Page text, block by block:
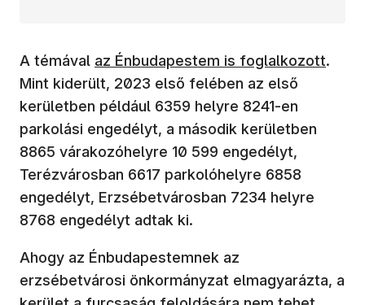
A témával (új ablakban nyílik meg)
az Énbudapestem is foglalkozott.
Mint kiderült, 2023 első felében az első
kerületben például 6359 helyre 8241-en
parkolási engedélyt, a második kerületben
8865 várakozóhelyre 10 599 engedélyt,
Terézvárosban 6617 parkolóhelyre 6858
engedélyt, Erzsébetvárosban 7234 helyre
8768 engedélyt adtak ki.
Ahogy az Énbudapestemnek az
erzsébetvárosi önkormányzat elmagyarázta, a